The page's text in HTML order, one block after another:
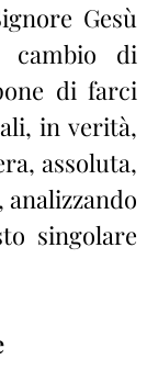
Gesù
cambio di
di farci
in verità,
assoluta,
singolare